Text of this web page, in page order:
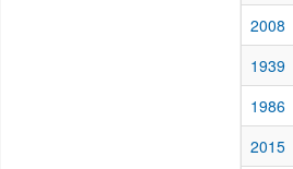
2008
1939
1986
2015